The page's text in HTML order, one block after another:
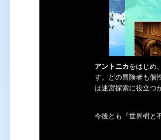
アントニカをはじめ
す。どの冒険者も個
は迷宮探索に役立つ
今後とも『世界樹と